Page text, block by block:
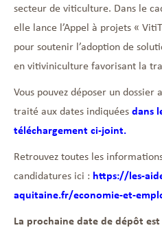
secteur de viticulture. Dans le
elle lance l’Appel à projets «
pour soutenir l’adoption de
en vitiviniculture favorisant la
Vous pouvez déposer un
traité aux dates indiquéesdans
téléchargement ci-joint.
Retrouvez toutes les
candidatures ici : https://les-
aquitaine.fr/economie-et-
La prochaine date de dépôt